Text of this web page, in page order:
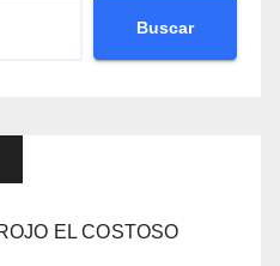
Buscar
EL COSTOSO